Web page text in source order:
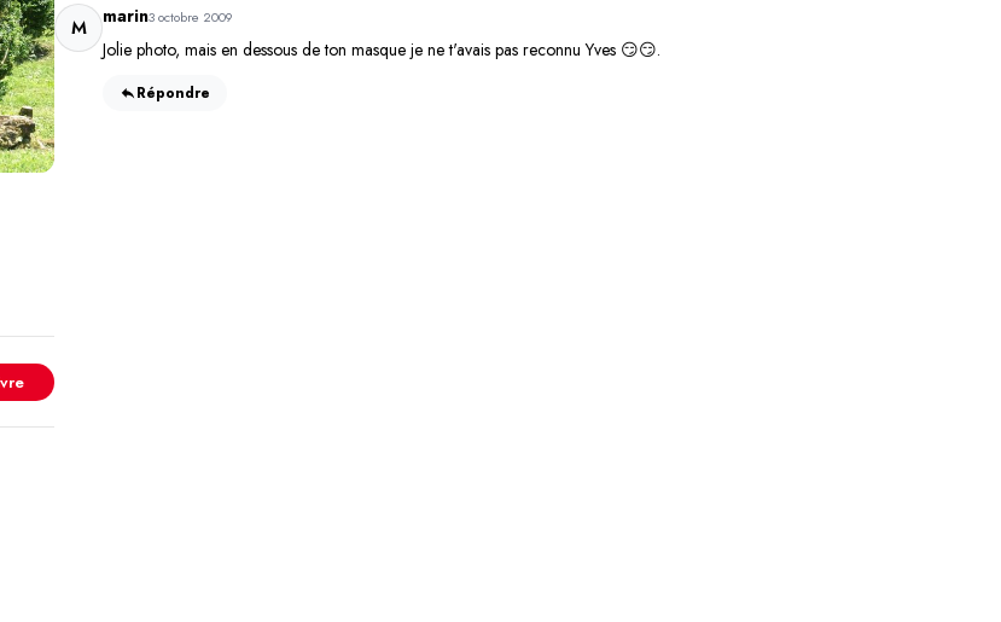
M marin3 octobre 2009
Jolie photo, mais en dessous de ton masque je ne t'avais pas reconnu Yves 😏😏.
Répondre